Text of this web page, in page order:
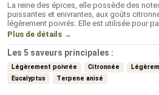
La reine des épices, elle possède des
puissantes et enivrantes, aux goûts
légèrement poivrés. Elle est utilisée pour
sucrés et salés, ainsi que les boissons
Plus de détails →
Les 5 saveurs principales :
Légèrement poivrée Citronnée
Eucalyptus
Terpene anisé